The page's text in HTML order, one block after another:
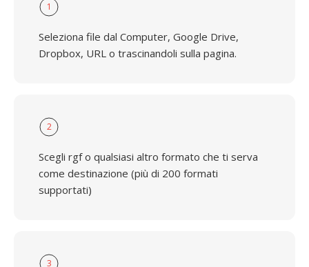
1
Seleziona file dal Computer, Google Drive,
Dropbox, URL o trascinandoli sulla pagina.
2
Scegli rgf o qualsiasi altro formato che ti serva
come destinazione (più di 200 formati
supportati)
3